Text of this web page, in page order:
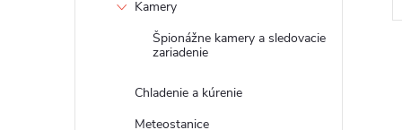
Kamery
Špionážne kamery a sledovacie
zariadenie
Chladenie a kúrenie
Meteostanice